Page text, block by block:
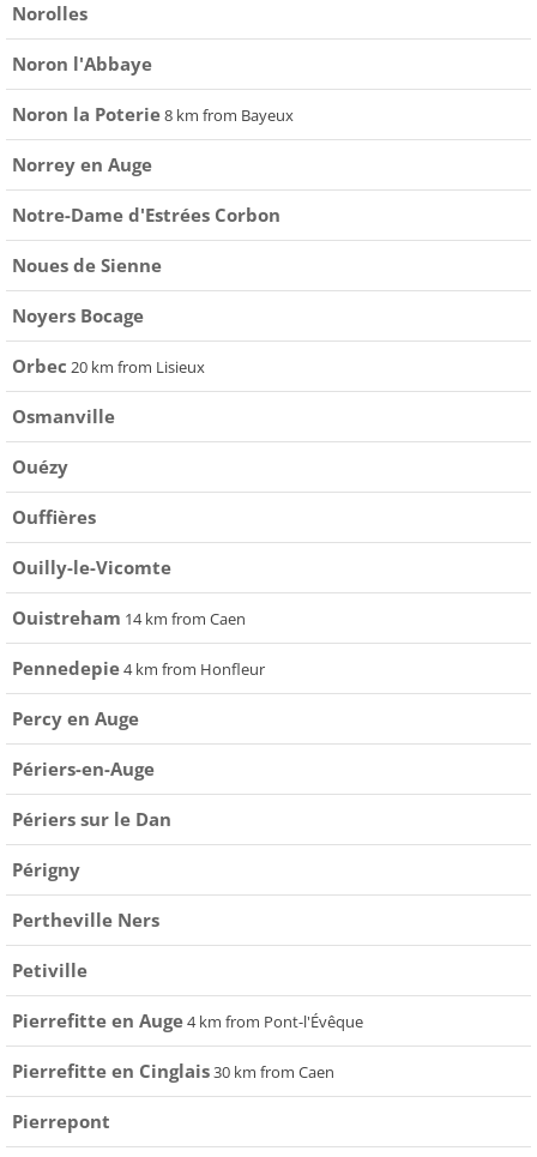
Norolles
Noron l'Abbaye
Noron la Poterie8 km from Bayeux
Norrey en Auge
Notre-Dame d'Estrées Corbon
Noues de Sienne
Noyers Bocage
Orbec 20 km from Lisieux
Osmanville
Ouézy
Ouffières
Ouilly-le-Vicomte
Ouistreham 14 km from Caen
Pennedepie4 km from Honfleur
Percy en Auge
Périers-en-Auge
Périers sur le Dan
Périgny
Pertheville Ners
Petiville
Pierrefitte en Auge4 km from Pont-l'Évêque
Pierrefitte en Cinglais30 km from Caen
Pierrepont